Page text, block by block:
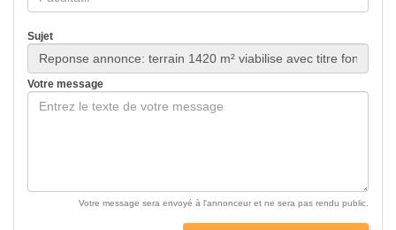
Sujet
Votre message
Votre message sera envoyé à l'annonceur et ne sera pas rendu public.